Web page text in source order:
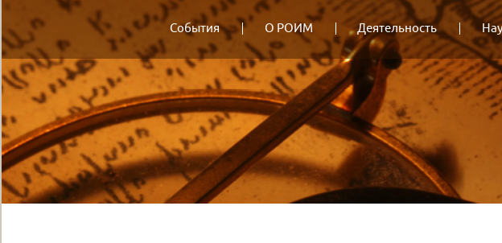
События О РОИМ Деятельность